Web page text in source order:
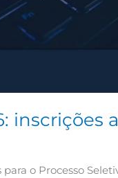
inscrições
o Processo